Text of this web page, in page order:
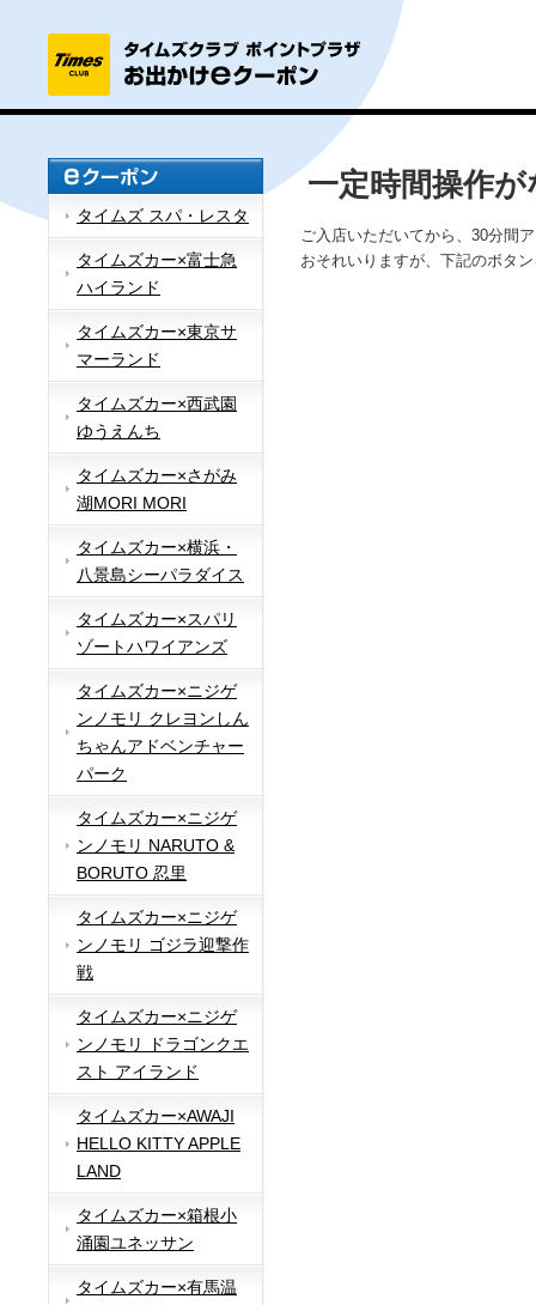
タイムズ スパ・レスタ
タイムズカー×富士急
ハイランド
タイムズカー×東京サ
マーランド
タイムズカー×西武園
ゆうえんち
タイムズカー×さがみ
湖MORI MORI
タイムズカー×横浜・
八景島シーパラダイス
タイムズカー×スパリ
ゾートハワイアンズ
タイムズカー×ニジゲ
ンノモリ クレヨンしん
ちゃんアドベンチャー
パーク
タイムズカー×ニジゲ
ンノモリ NARUTO &
BORUTO 忍里
タイムズカー×ニジゲ
ンノモリ ゴジラ迎撃作
戦
タイムズカー×ニジゲ
ンノモリ ドラゴンクエ
スト アイランド
タイムズカー×AWAJI
HELLO KITTY APPLE
LAND
タイムズカー×箱根小
涌園ユネッサン
タイムズカー×有馬温
一定時間操作
ご入店いただいてから、30分間
おそれいりますが、下記のボタ